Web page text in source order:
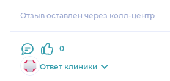
выбирала по отзывам.
Отзыв оставлен через колл-центр
0
Ответ клиники